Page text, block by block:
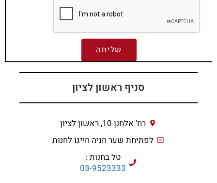
שליחה
סניף ראשון לציון
רח' אלחנן 10, ראשון לציון
לפתיחת שער חניה חייגו לחנות
טל בחנות :
03-9523333